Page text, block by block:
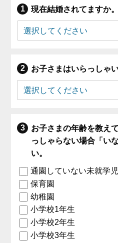
現在結婚されてますか。
お子さまはいらっしゃ
お子さまの年齢を教え
っしゃらない場合「い
い。
通園していない未就学児
保育園
幼稚園
小学校1年生
小学校2年生
小学校3年生